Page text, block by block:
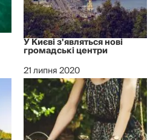
У Києві з'являться нові
громадські центри
21 липня 2020